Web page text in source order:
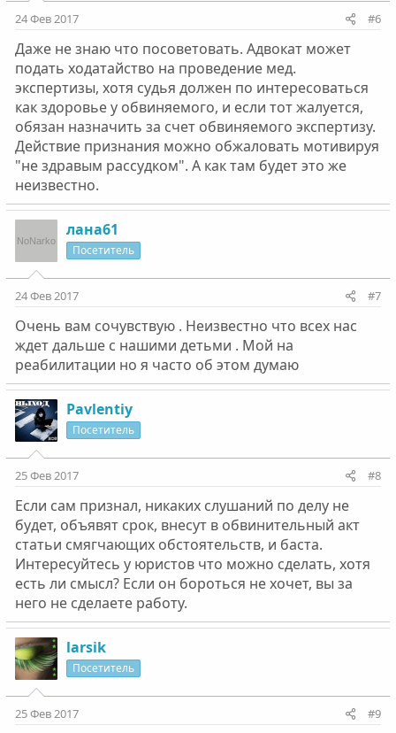
24 Фев 2017 #6
Даже не знаю что посоветовать. Адвокат может
подать ходатайство на проведение мед.
экспертизы, хотя судья должен по интересоваться
как здоровье у обвиняемого, и если тот жалуется,
обязан назначить за счет обвиняемого экспертизу.
Действие признания можно обжаловать мотивируя
"не здравым рассудком". А как там будет это же
неизвестно.
лана61
Посетитель
24 Фев 2017 #7
Очень вам сочувствую . Неизвестно что всех нас
ждет дальше с нашими детьми . Мой на
реабилитации но я часто об этом думаю
Pavlentiy
Посетитель
25 Фев 2017 #8
Если сам признал, никаких слушаний по делу не
будет, объявят срок, внесут в обвинительный акт
статьи смягчающих обстоятельств, и баста.
Интересуйтесь у юристов что можно сделать, хотя
есть ли смысл? Если он бороться не хочет, вы за
него не сделаете работу.
larsik
Посетитель
25 Фев 2017 #9